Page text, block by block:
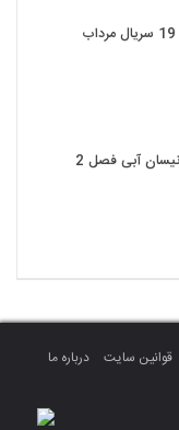
دانلود سریال نیسان آبی فصل 2
قوانین سایت
درباره ما